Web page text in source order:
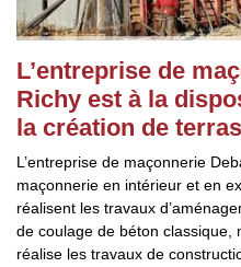
L’entreprise de
Richy est à la
la création de
L’entreprise de maçonnerie
maçonnerie en intérieur et en
réalisent les travaux
de coulage de béton classique,
réalise les travaux de